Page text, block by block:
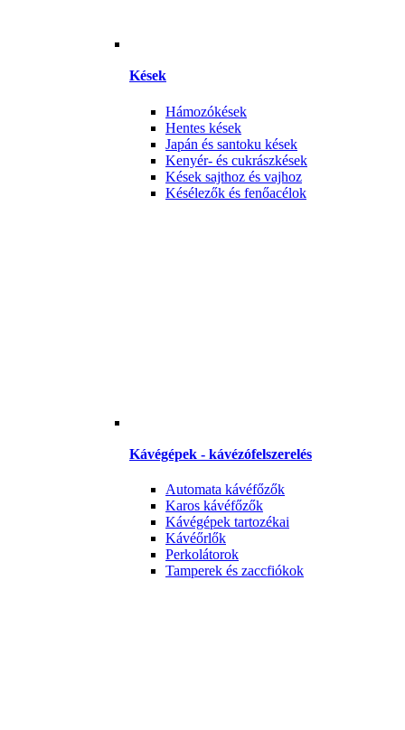
Kések
Hámozókések
Hentes kések
Japán és santoku kések
Kenyér- és cukrászkések
Kések sajthoz és vajhoz
Késélezők és fenőacélok
Kávégépek - kávézófelszerelés
Automata kávéfőzők
Karos kávéfőzők
Kávégépek tartozékai
Kávéőrlők
Perkolátorok
Tamperek és zaccfiókok